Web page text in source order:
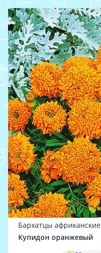
Бархатцы африканские
Купидон оранжевый